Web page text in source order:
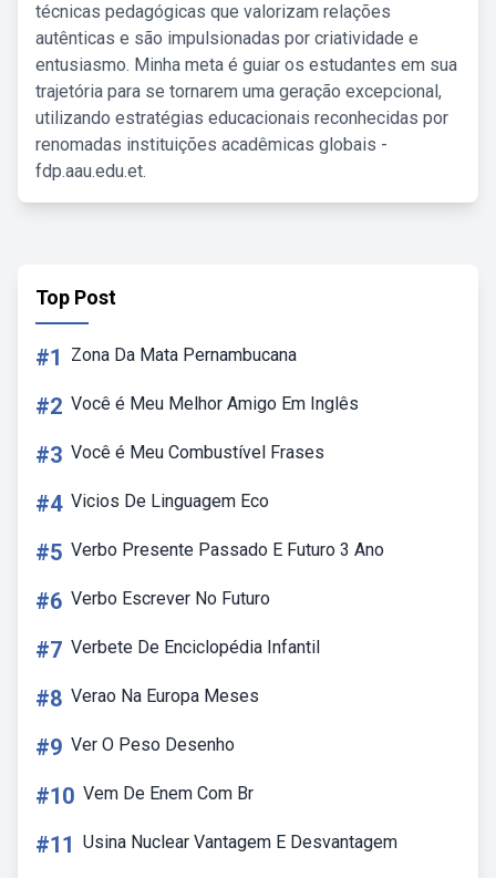
técnicas pedagógicas que valorizam relações
autênticas e são impulsionadas por criatividade e
entusiasmo. Minha meta é guiar os estudantes em sua
trajetória para se tornarem uma geração excepcional,
utilizando estratégias educacionais reconhecidas por
renomadas instituições acadêmicas globais -
fdp.aau.edu.et.
Top Post
#1 Zona Da Mata Pernambucana
#2 Você é Meu Melhor Amigo Em Inglês
#3 Você é Meu Combustível Frases
#4 Vicios De Linguagem Eco
#5 Verbo Presente Passado E Futuro 3 Ano
#6 Verbo Escrever No Futuro
#7 Verbete De Enciclopédia Infantil
#8 Verao Na Europa Meses
#9 Ver O Peso Desenho
#10 Vem De Enem Com Br
#11 Usina Nuclear Vantagem E Desvantagem